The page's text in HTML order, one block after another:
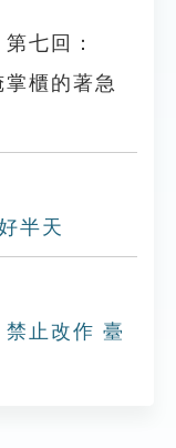
七回：
掌櫃的著急
半天
止改作 臺